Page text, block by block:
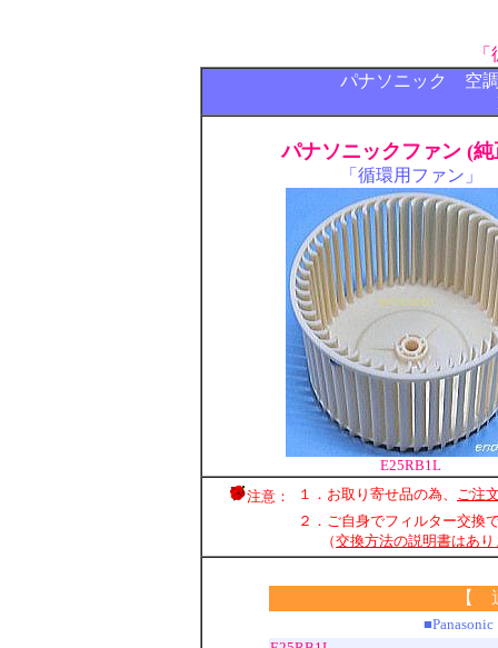
パナソニック 空
パナソニックファン (
「循環用ファン」
E25RB1L
注意：
１．お取り寄せ品の為、 ご注
２．ご自身でフィルター交換
（交換方法の説明書はあ
【